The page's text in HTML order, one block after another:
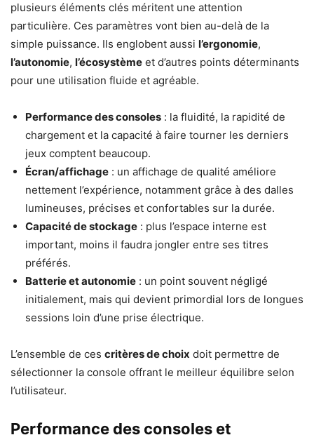
plusieurs éléments clés méritent une attention
particulière. Ces paramètres vont bien au-delà de la
simple puissance. Ils englobent aussi l’ergonomie,
l’autonomie, l’écosystème et d’autres points déterminants
pour une utilisation fluide et agréable.
Performance des consoles : la fluidité, la rapidité de
chargement et la capacité à faire tourner les derniers
jeux comptent beaucoup.
Écran/affichage : un affichage de qualité améliore
nettement l’expérience, notamment grâce à des dalles
lumineuses, précises et confortables sur la durée.
Capacité de stockage : plus l’espace interne est
important, moins il faudra jongler entre ses titres
préférés.
Batterie et autonomie : un point souvent négligé
initialement, mais qui devient primordial lors de longues
sessions loin d’une prise électrique.
L’ensemble de ces critères de choix doit permettre de
sélectionner la console offrant le meilleur équilibre selon
l’utilisateur.
Performance des consoles et